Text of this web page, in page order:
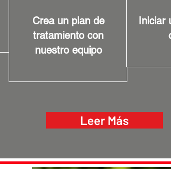
Crea un plan de
tratamiento con
nuestro equipo
Iniciar
Leer Más